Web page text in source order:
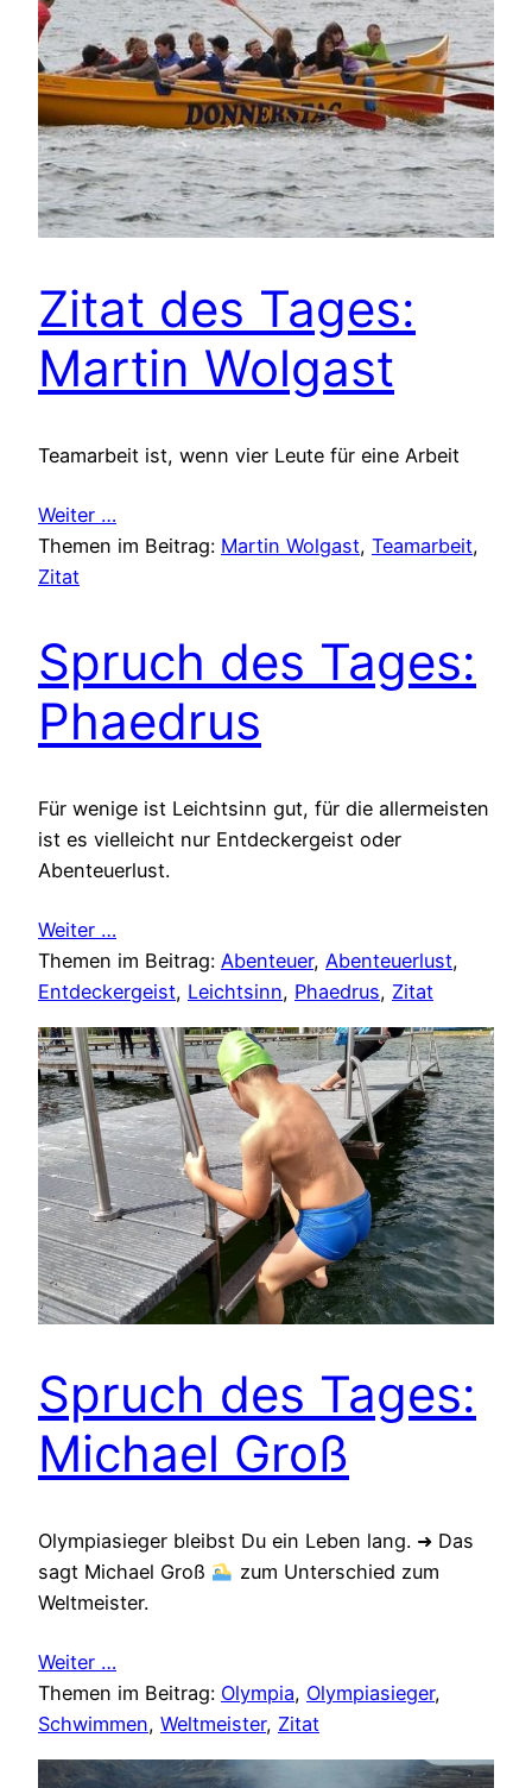
Zitat des Tages:
Martin Wolgast
Teamarbeit ist, wenn vier Leute für eine Arbeit
Weiter …
Themen im Beitrag: Martin Wolgast, Teamarbeit
Zitat
Spruch des Tages:
Phaedrus
Für wenige ist Leichtsinn gut, für die allermeisten
ist es vielleicht nur Entdeckergeist oder
Abenteuerlust.
Weiter …
Themen im Beitrag: Abenteuer, Abenteuerlust
Entdeckergeist, Leichtsinn, Phaedrus, Zitat
Spruch des Tages:
Michael Groß
Olympiasieger bleibst Du ein Leben lang. ➜ Das
sagt Michael Groß
zum Unterschied zum
Weltmeister.
Weiter …
Themen im Beitrag: Olympia, Olympiasieger
Schwimmen, Weltmeister, Zitat